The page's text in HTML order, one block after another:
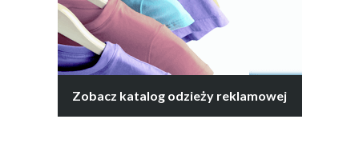
Zobacz katalog odzieży reklamowej